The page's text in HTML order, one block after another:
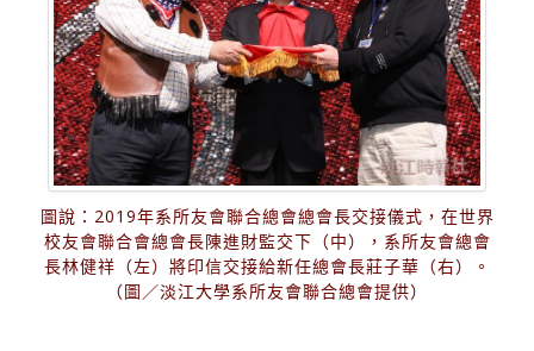
圖說：2019年系所友會聯合總會總會長交接儀式，在世界
校友會聯合會總會長陳進財監交下（中），系所友會總會
長林健祥（左）將印信交接給新任總會長莊子華（右）。
（圖／淡江大學系所友會聯合總會提供）